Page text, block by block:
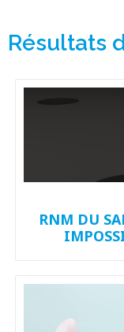
Résultats
RNM DU